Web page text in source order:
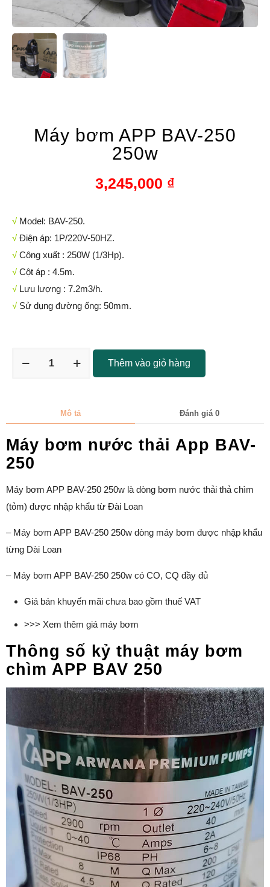
Máy bơm APP BAV-250
250w
3,245,000 ₫
√ Model: BAV-250.
√ Điện áp: 1P/220V-50HZ.
√ Công xuất : 250W (1/3Hp).
√ Cột áp : 4.5m.
√ Lưu lượng : 7.2m3/h.
√ Sử dụng đường ống: 50mm.
Thêm vào giỏ hàng
Mô tả Đánh giá 0
Máy bơm nước thải App BAV-
250
Máy bơm APP BAV-250 250w là dòng bơm nước thải thả chìm
(tỏm) được nhập khẩu từ Đài Loan
– Máy bơm APP BAV-250 250w dòng máy bơm được nhập khẩu
từng Dài Loan
– Máy bơm APP BAV-250 250w có CO, CQ đầy đủ
Giá bán khuyến mãi chưa bao gồm thuế VAT
>>> Xem thêm giá máy bơm
Thông số kỷ thuật máy bơm
chìm APP BAV 250